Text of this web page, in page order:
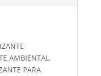
AMBIENTAL,
PARA